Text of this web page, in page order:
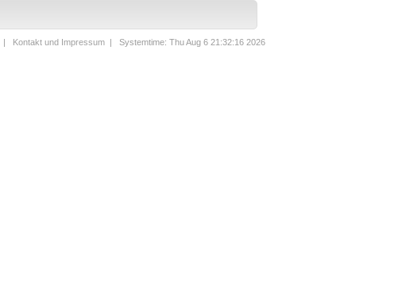
| Kontakt und Impressum | Systemtime: Thu Aug 6 21:32:16 2026